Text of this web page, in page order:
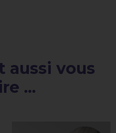
aussi vous
...